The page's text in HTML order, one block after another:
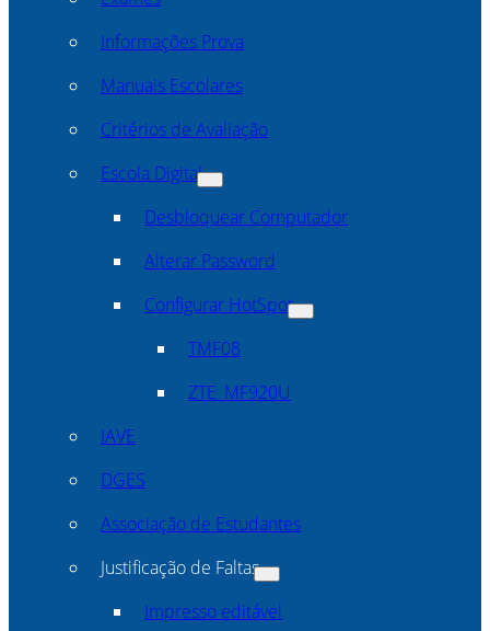
Informações Prova
Manuais Escolares
Critérios de Avaliação
Escola Digital
Desbloquear Computador
Alterar Password
Configurar HotSpot
TMF08
ZTE_MF920U
IAVE
DGES
Associação de Estudantes
Justificação de Faltas
Impresso editável